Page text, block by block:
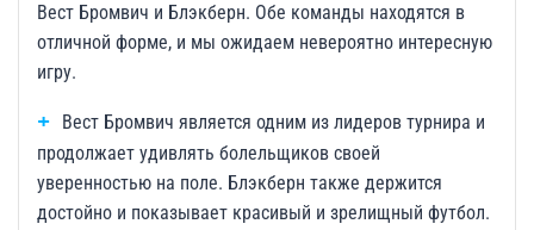
Вест Бромвич и Блэкберн. Обе команды находятся в
отличной форме, и мы ожидаем невероятно интересную
игру.
Вест Бромвич является одним из лидеров турнира и
продолжает удивлять болельщиков своей
уверенностью на поле. Блэкберн также держится
достойно и показывает красивый и зрелищный футбол.